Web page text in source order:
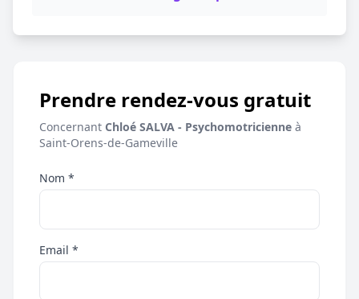
Prendre rendez-vous gratuit
Concernant Chloé SALVA - Psychomotricienne à
Saint-Orens-de-Gameville
Nom *
Email *